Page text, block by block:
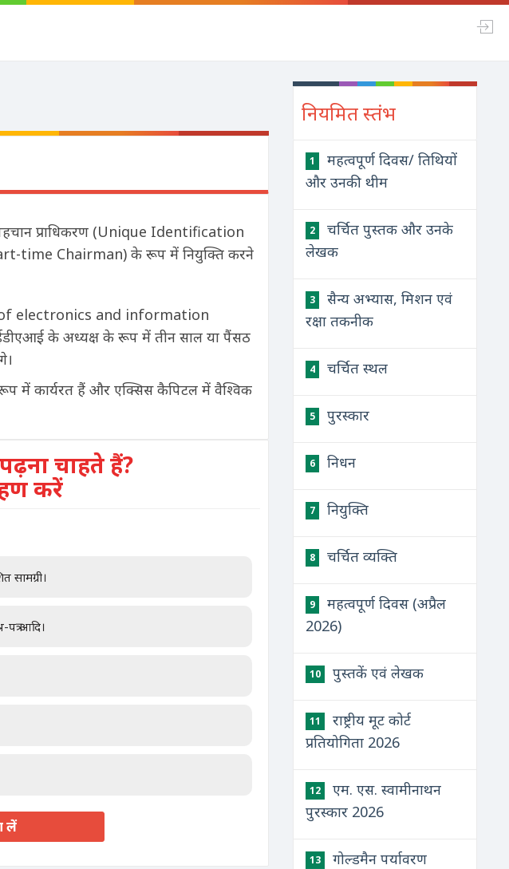
पहचान प्राधिकरण (Unique Identification
time Chairman) के रूप में नियुक्ति करने
of electronics and information
के अध्यक्ष के रूप में तीन साल या पैंसठ
रूप में कार्यरत हैं और एक्सिस कैपिटल में वैश्विक
चाहते हैं?
करें
सामग्री।
आदि।
लें
नियमित स्तंभ
1
महत्वपूर्ण दिवस/ तिथियों
और उनकी थीम
2
चर्चित पुस्तक और उनके
लेखक
3
सैन्य अभ्यास, मिशन एवं
रक्षा तकनीक
4 चर्चित स्थल
5 पुरस्कार
6 निधन
7 नियुक्ति
8 चर्चित व्यक्ति
9
महत्वपूर्ण दिवस (अप्रैल
2026)
10 पुस्तकें एवं लेखक
11
राष्ट्रीय मूट कोर्ट
प्रतियोगिता 2026
12
एम. एस. स्वामीनाथन
पुरस्कार 2026
13
गोल्डमैन पर्यावरण